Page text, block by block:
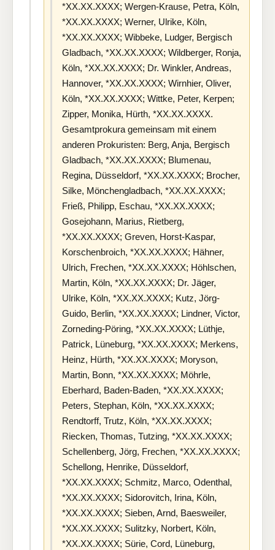
*XX.XX.XXXX; Wergen-Krause, Petra, Köln,
*XX.XX.XXXX; Werner, Ulrike, Köln,
*XX.XX.XXXX; Wibbeke, Ludger, Bergisch
Gladbach, *XX.XX.XXXX; Wildberger, Ronja,
Köln, *XX.XX.XXXX; Dr. Winkler, Andreas,
Hannover, *XX.XX.XXXX; Wirnhier, Oliver,
Köln, *XX.XX.XXXX; Wittke, Peter, Kerpen;
Zipper, Monika, Hürth, *XX.XX.XXXX.
Gesamtprokura gemeinsam mit einem
anderen Prokuristen: Berg, Anja, Bergisch
Gladbach, *XX.XX.XXXX; Blumenau,
Regina, Düsseldorf, *XX.XX.XXXX; Brocher,
Silke, Mönchengladbach, *XX.XX.XXXX;
Frieß, Philipp, Eschau, *XX.XX.XXXX;
Gosejohann, Marius, Rietberg,
*XX.XX.XXXX; Greven, Horst-Kaspar,
Korschenbroich, *XX.XX.XXXX; Hähner,
Ulrich, Frechen, *XX.XX.XXXX; Höhlschen,
Martin, Köln, *XX.XX.XXXX; Dr. Jäger,
Ulrike, Köln, *XX.XX.XXXX; Kutz, Jörg-
Guido, Berlin, *XX.XX.XXXX; Lindner, Victor,
Zorneding-Pöring, *XX.XX.XXXX; Lüthje,
Patrick, Lüneburg, *XX.XX.XXXX; Merkens,
Heinz, Hürth, *XX.XX.XXXX; Moryson,
Martin, Bonn, *XX.XX.XXXX; Möhrle,
Eberhard, Baden-Baden, *XX.XX.XXXX;
Peters, Stephan, Köln, *XX.XX.XXXX;
Rendtorff, Trutz, Köln, *XX.XX.XXXX;
Riecken, Thomas, Tutzing, *XX.XX.XXXX;
Schellenberg, Jörg, Frechen, *XX.XX.XXXX;
Schellong, Henrike, Düsseldorf,
*XX.XX.XXXX; Schmitz, Marco, Odenthal,
*XX.XX.XXXX; Sidorovitch, Irina, Köln,
*XX.XX.XXXX; Sieben, Arnd, Baesweiler,
*XX.XX.XXXX; Sulitzky, Norbert, Köln,
*XX.XX.XXXX; Sürie, Cord, Lüneburg,